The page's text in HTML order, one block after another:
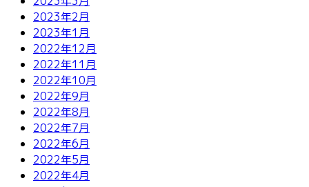
2023年2月
2023年1月
2022年12月
2022年11月
2022年10月
2022年9月
2022年8月
2022年7月
2022年6月
2022年5月
2022年4月